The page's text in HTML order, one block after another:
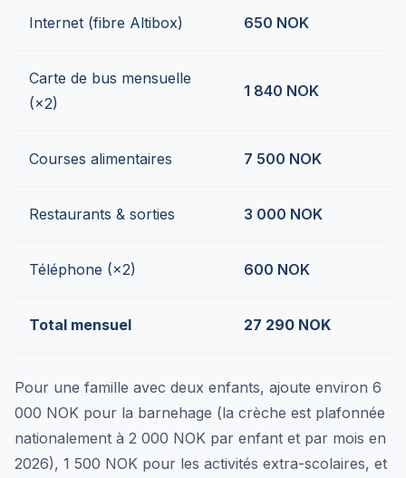
Internet (fibre Altibox) 650 NOK
Carte de bus mensuelle
(×2)
1 840 NOK
Courses alimentaires 7 500 NOK
Restaurants & sorties 3 000 NOK
Téléphone (×2) 600 NOK
Total mensuel 27 290 NOK
Pour une famille avec deux enfants, ajoute environ 6
000 NOK pour la barnehage (la crèche est plafonnée
nationalement à 2 000 NOK par enfant et par mois en
2026), 1 500 NOK pour les activités extra-scolaires, et